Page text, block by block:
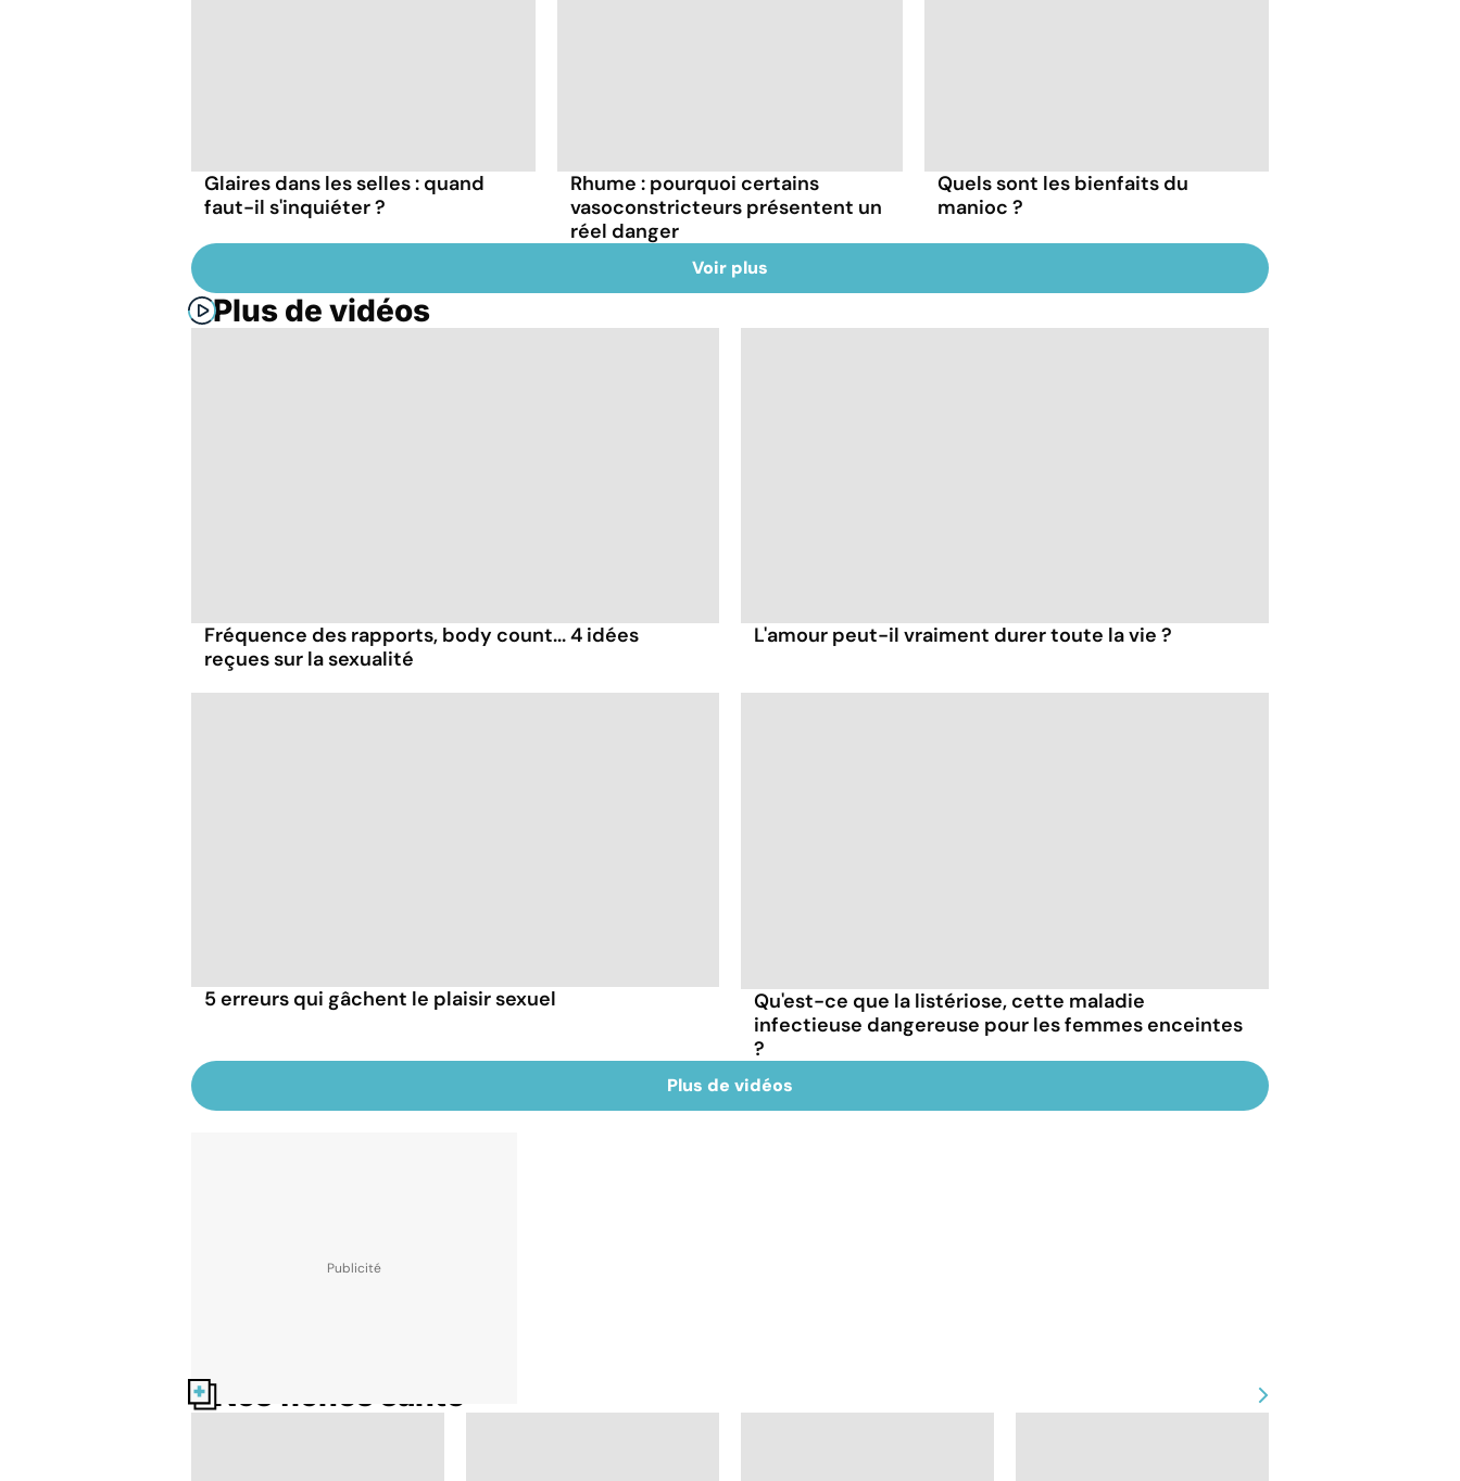
Glaires dans les selles : quand
faut-il s'inquiéter ?
Rhume : pourquoi certains
vasoconstricteurs présentent un
réel danger
Quels sont les bienfaits du
manioc ?
Voir plus
Plus de vidéos
Fréquence des rapports, body count... 4 idées
reçues sur la sexualité
L'amour peut-il vraiment durer toute la vie ?
5 erreurs qui gâchent le plaisir sexuel
Qu'est-ce que la listériose, cette maladie
infectieuse dangereuse pour les femmes enceintes
?
Plus de vidéos
Nos fiches santé